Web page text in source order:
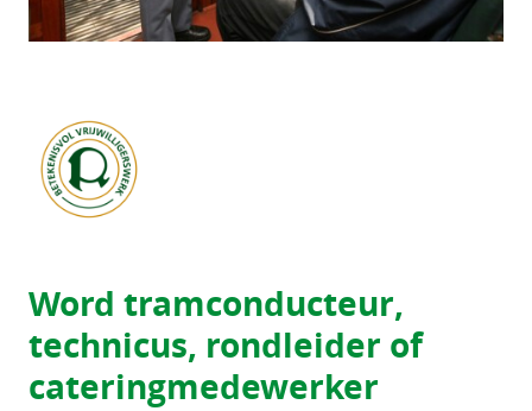
Word tramconducteur,
technicus, rondleider of
cateringmedewerker